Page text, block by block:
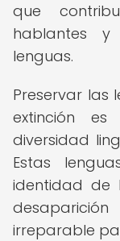
que
hablantes
lenguas.
Preservar las
extinción
diversidad
Estas
identidad de
irreparable